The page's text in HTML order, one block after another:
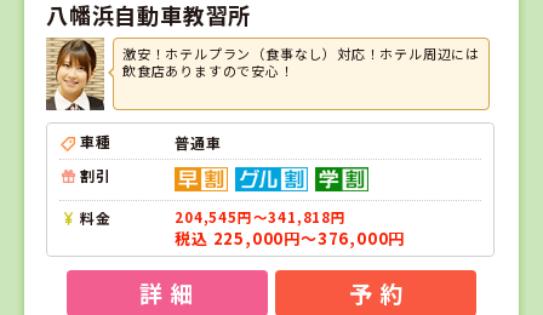
八幡浜自動車教習所
激安！ホテルプラン（食事なし）対応！ホテル周辺には
飲食店ありますので安心！
車種
普通車
割引
料金 204,545円～341,818円
税込 225,000円～376,000円
詳 細 予 約